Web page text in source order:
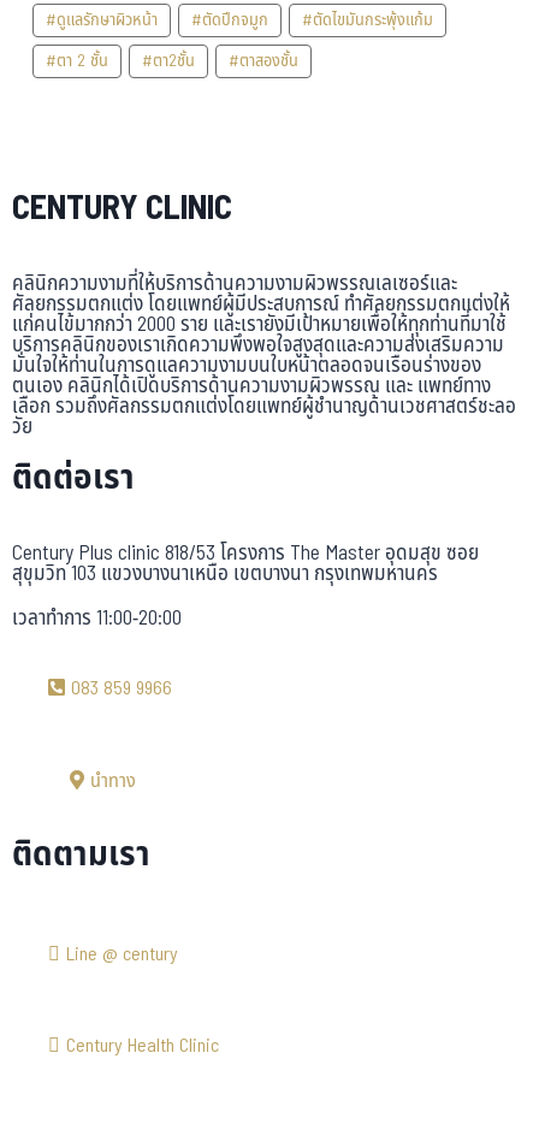
#ดูแลรักษาผิวหน้า
#ตัดปีกจมูก
#ตัดไขมันกระพุ้งแก้ม
#ตา 2 ชั้น
#ตา2ชั้น #ตาสองชั้น
CENTURY CLINIC
คลินิกความงามที่ให้บริการด้านความงามผิวพรรณเลเซอร์และ
ศัลยกรรมตกแต่ง โดยแพทย์ผู้มีประสบการณ์ ทำศัลยกรรมตกแต่งให้
แก่คนไข้มากกว่า 2000 ราย และเรายังมีเป้าหมายเพื่อให้ทุกท่านที่มาใช้
บริการคลินิกของเราเกิดความพึงพอใจสูงสุดและความส่งเสริมความ
มั่นใจให้ท่านในการดูแลความงามบนใบหน้าตลอดจนเรือนร่างของ
ตนเอง คลินิกได้เปิดบริการด้านความงามผิวพรรณ และ แพทย์ทาง
เลือก รวมถึงศัลกรรมตกแต่งโดยแพทย์ผู้ชำนาญด้านเวชศาสตร์ชะลอ
วัย
ติดต่อเรา
Century Plus clinic 818/53 โครงการ The Master อุดมสุข ซอย
สุขุมวิท 103 แขวงบางนาเหนือ เขตบางนา กรุงเทพมหานคร
เวลาทำการ 11:00-20:00
083 859 9966
นำทาง
ติดตามเรา
Line @ century
Century Health Clinic